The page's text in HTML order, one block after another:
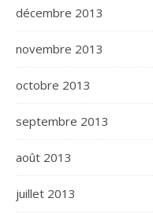
décembre 2013
novembre 2013
octobre 2013
septembre 2013
août 2013
juillet 2013